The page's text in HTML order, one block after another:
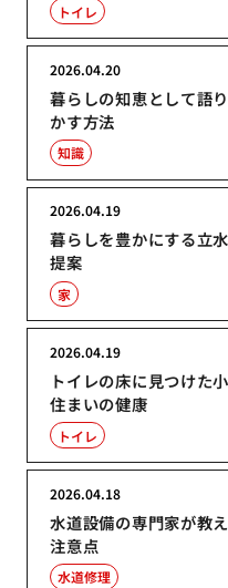
トイレ
暮らしの知恵として語
かす方法
2026.04.20
知識
暮らしを豊かにする立
提案
2026.04.19
家
トイレの床に見つけた
住まいの健康
2026.04.19
トイレ
水道設備の専門家が教
注意点
2026.04.18
水道修理